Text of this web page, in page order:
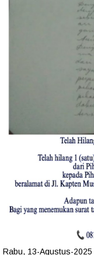
Rabu, 13-Agustus-2025